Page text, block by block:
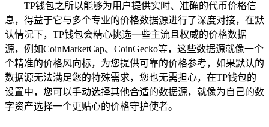
TP钱包之所以能够为用户提供实时、准确的代币价格信
息，得益于它与多个专业的价格数据源进行了深度对接，在默
认情况下，TP钱包会精心挑选一些主流且权威的价格数据
源，例如CoinMarketCap、CoinGecko等，这些数据源就像一个
个精准的价格风向标，为您提供可靠的价格参考，如果默认的
数据源无法满足您的特殊需求，您也无需担心，在TP钱包的
设置中，您可以手动选择其他合适的数据源，就像为自己的数
字资产选择一个更贴心的价格守护使者。